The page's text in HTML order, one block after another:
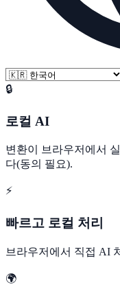
🔒
로컬 AI
변환이 브라우저에서
다(동의 필요).
⚡
빠르고 로컬 처리
브라우저에서 직접 AI
🌍